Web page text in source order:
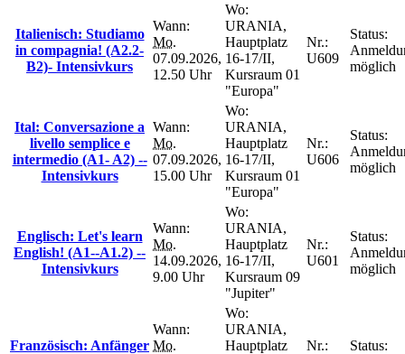
Italienisch: Studiamo
in compagnia! (A2.2-
B2)- Intensivkurs
Wann:
Mo.
07.09.2026,
12.50 Uhr
Wo:
URANIA,
Hauptplatz
16-17/II,
Kursraum 01
"Europa"
Nr.:
U609
Status:
möglich
Ital: Conversazione a
livello semplice e
intermedio (A1- A2) --
Intensivkurs
Wann:
Mo.
07.09.2026,
15.00 Uhr
Wo:
URANIA,
Hauptplatz
16-17/II,
Kursraum 01
"Europa"
Nr.:
U606
Status:
möglich
Englisch: Let's learn
English! (A1--A1.2) --
Intensivkurs
Wann:
Mo.
14.09.2026,
9.00 Uhr
Wo:
URANIA,
Hauptplatz
16-17/II,
Kursraum 09
"Jupiter"
Nr.:
U601
Status:
möglich
Französisch: Anfänger
Wann:
Mo.
Wo:
URANIA,
Hauptplatz
Nr.:
Status: